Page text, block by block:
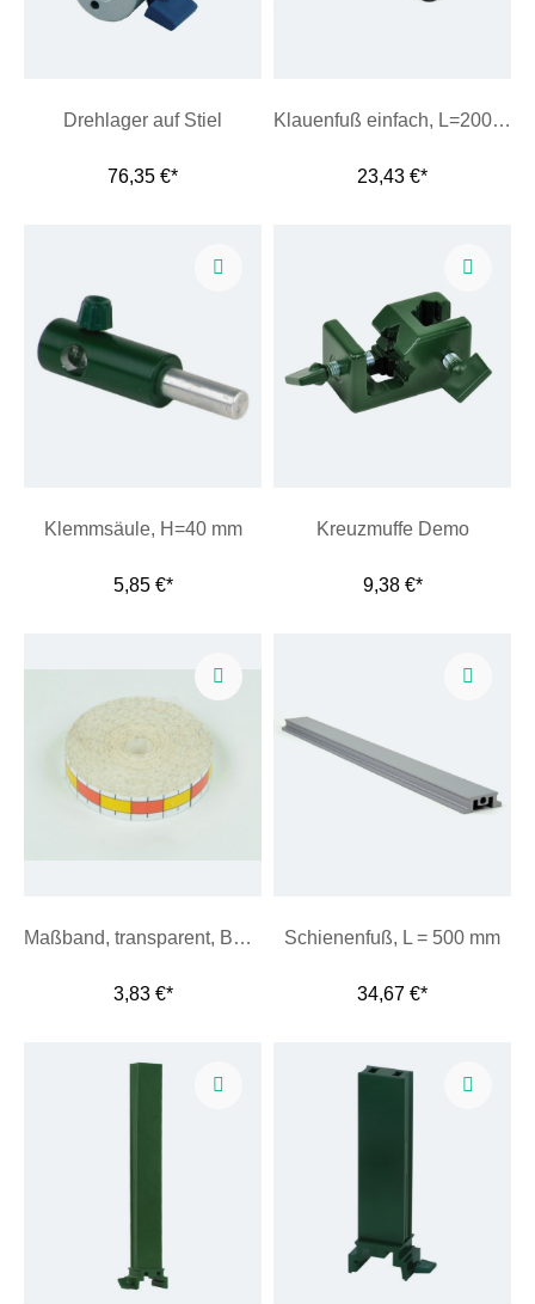
Drehlager auf Stiel
76,35 €*
Klauenfuß einfach, L=200 mm
23,43 €*
Klemmsäule, H=40 mm
5,85 €*
Kreuzmuffe Demo
9,38 €*
Maßband, transparent, B=10 mm
3,83 €*
Schienenfuß, L = 500 mm
34,67 €*